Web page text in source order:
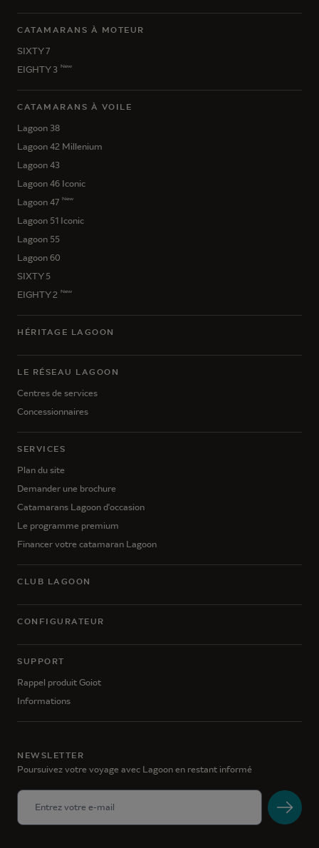
CATAMARANS À MOTEUR
SIXTY 7
EIGHTY 3 New
CATAMARANS À VOILE
Lagoon 38
Lagoon 42 Millenium
Lagoon 43
Lagoon 46 Iconic
Lagoon 47 New
Lagoon 51 Iconic
Lagoon 55
Lagoon 60
SIXTY 5
EIGHTY 2 New
HÉRITAGE LAGOON
LE RÉSEAU LAGOON
Centres de services
Concessionnaires
SERVICES
Plan du site
Demander une brochure
Catamarans Lagoon d'occasion
Le programme premium
Financer votre catamaran Lagoon
CLUB LAGOON
CONFIGURATEUR
SUPPORT
Rappel produit Goiot
Informations
NEWSLETTER
Poursuivez votre voyage avec Lagoon en restant informé